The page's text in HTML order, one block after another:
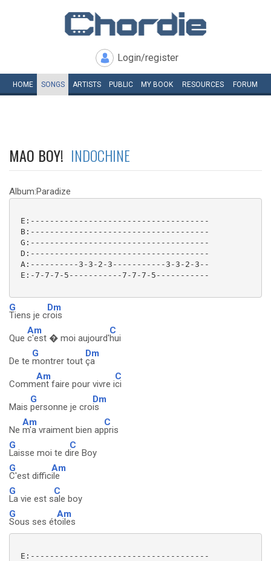
Login/register
HOME SONGS ARTISTS PUBLIC MY BOOK RESOURCES FORUM
MAO BOY! INDOCHINE
Album:Paradize
E:-------------------------------------
B:-------------------------------------
G:-------------------------------------
D:-------------------------------------
A:----------3-3-2-3-----------3-3-2-3--
E:-7-7-7-5-----------7-7-7-5-----------
G
Tiens je c
Dm
rois
Que
Am
c'est � moi aujourd'
C
hui
De te
G
montrer tout
Dm
ça
Comm
Am
ent faire pour vivre i
C
ci
Mais
G
personne je cro
Dm
is
Ne
Am
m'a vraiment bien ap
C
pris
G
Laisse moi te d
C
ire Boy
G
C'est diffic
Am
ile
G
La vie est s
C
ale boy
G
Sous ses ét
Am
oiles
E:-------------------------------------